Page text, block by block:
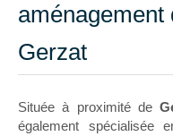
aménagement
Gerzat
Située à proximité de
également spécialisée